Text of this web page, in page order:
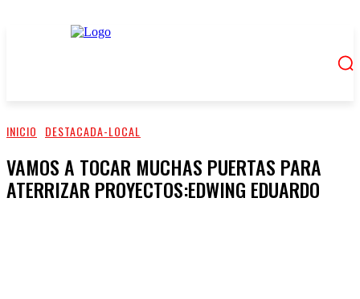
INICIO DESTACADA-LOCAL
VAMOS A TOCAR MUCHAS PUERTAS PARA
ATERRIZAR PROYECTOS:EDWING EDUARDO